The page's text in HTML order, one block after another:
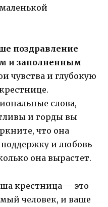
поздравление
и заполненным
чувства и глубокую
слова,
и горды вы
что она
поддержку и любовь
она вырастет.
крестница — это
человек, и ваше